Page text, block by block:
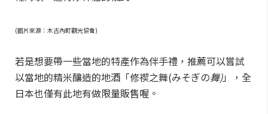
(圖片來源：木古內町觀光協會)
若是想要帶一些當地的特產作為伴手禮，推薦可以嘗試
以當地的精米釀造的地酒「修禊之舞(みそぎの舞)」，全
日本也僅有此地有做限量販售喔。